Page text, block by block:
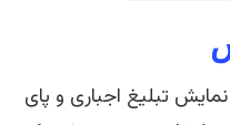
تبلیغ اجباری و پای